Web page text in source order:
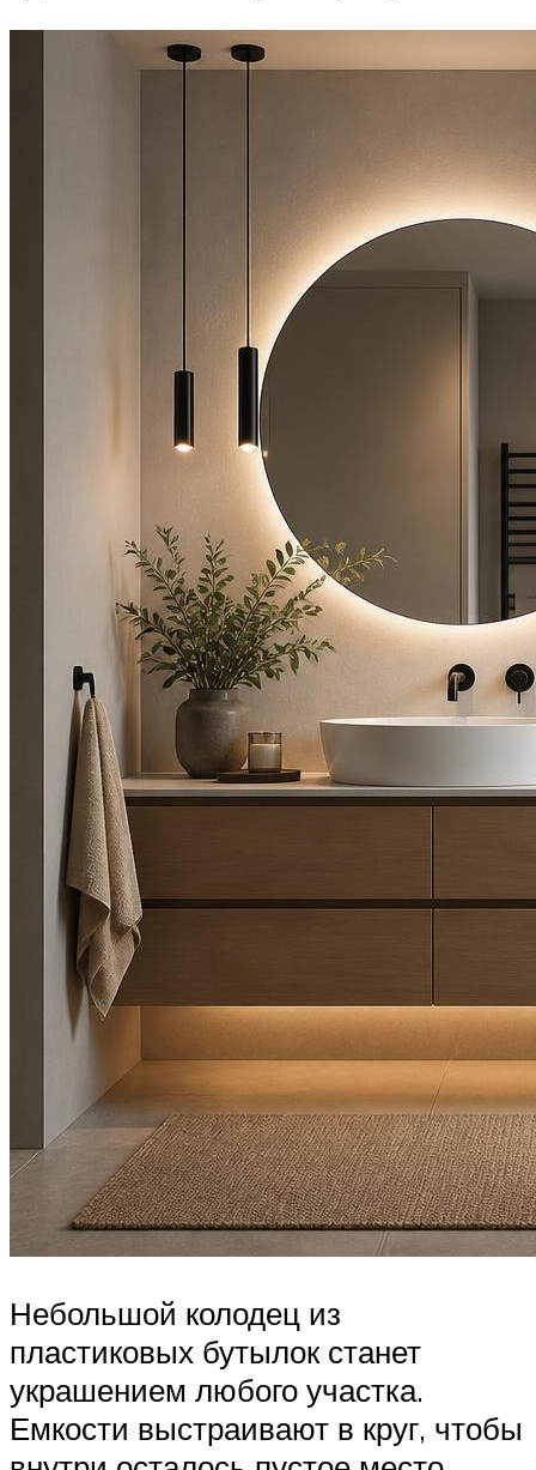
Небольшой колодец из
пластиковых бутылок станет
украшением любого участка.
Емкости выстраивают в круг, чтобы